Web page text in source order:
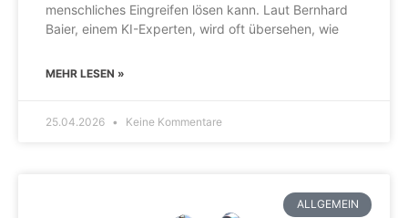
menschliches Eingreifen lösen kann. Laut Bernhard
Baier, einem KI-Experten, wird oft übersehen, wie
MEHR LESEN »
25.04.2026 Keine Kommentare
ALLGEMEIN